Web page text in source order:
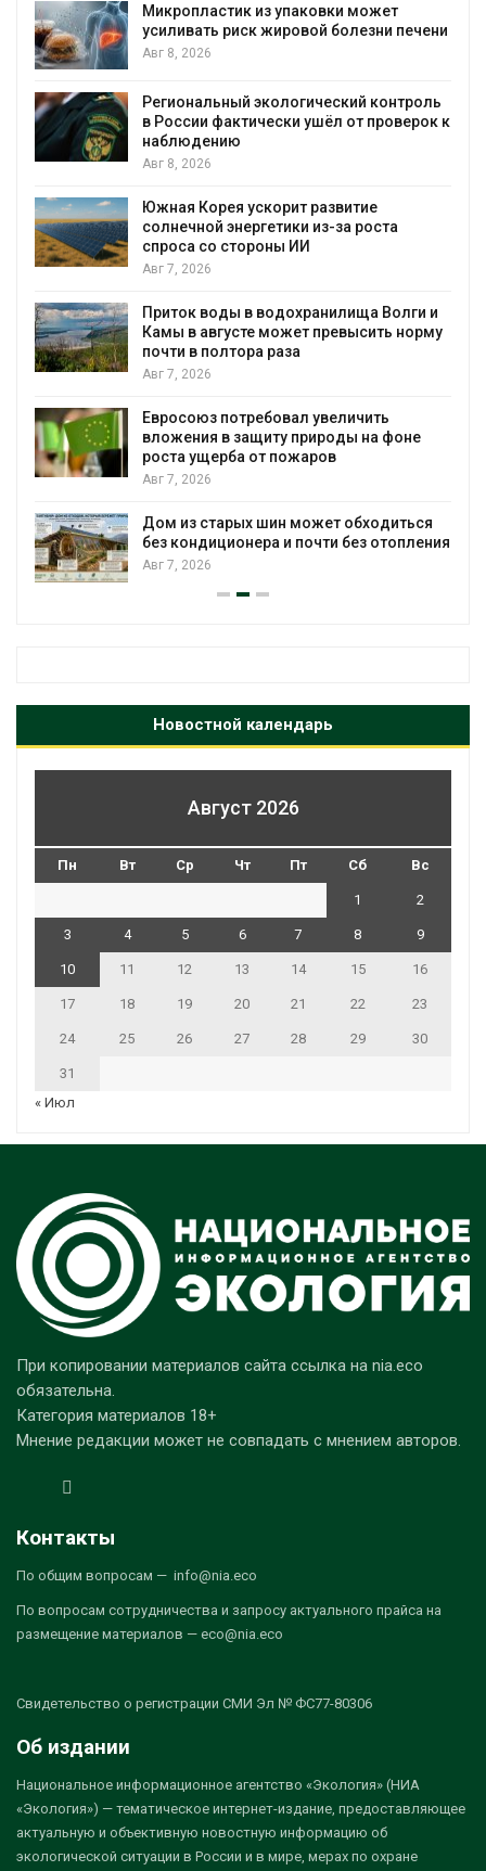
упаковки может
жировой болезни печени
контроль
ушёл от проверок к
развитие
из-за роста
ИИ
Волги и
может превысить норму
раза
увеличить
природы на фоне
пожаров
может обходиться
и почти без отопления
Камчатские
вес перед осенней
Ozon запустит
приютов Нижнего
столкнулся с
близости
инфраструктура
Авг 7, 2026
масштабном
противопожарной
Авг 7, 2026
России по итогам
Авг 7, 2026
Новостной календарь
Август 2026
Пн Вт Ср Чт Пт Сб Вс
1 2
3 4 5 6 7 8 9
10 11 12 13 14 15 16
17 18 19 20 21 22 23
24 25 26 27 28 29 30
31
« Июл
При копировании материалов сайта ссылка на nia.eco
обязательна.
Категория материалов 18+
Мнение редакции может не совпадать с мнением авторов.
Контакты
По общим вопросам — info@nia.eco
По вопросам сотрудничества и запросу актуального прайса на
размещение материалов — eco@nia.eco
Свидетельство о регистрации СМИ Эл № ФС77-80306
Об издании
Национальное информационное агентство «Экология» (НИА
«Экология») — тематическое интернет-издание, предоставляющее
актуальную и объективную новостную информацию об
экологической ситуации в России и в мире, мерах по охране